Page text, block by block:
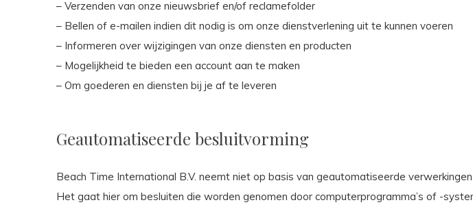
– Verzenden van onze nieuwsbrief en/of reclamefolder
– Bellen of e-mailen indien dit nodig is om onze dienstverlening uit te kunnen voeren
– Informeren over wijzigingen van onze diensten en producten
– Mogelijkheid te bieden een account aan te maken
– Om goederen en diensten bij je af te leveren
Geautomatiseerde besluitvorming
Beach Time International B.V. neemt niet op basis van geautomatiseerde
Het gaat hier om besluiten die worden genomen door computerprogramma’s of -